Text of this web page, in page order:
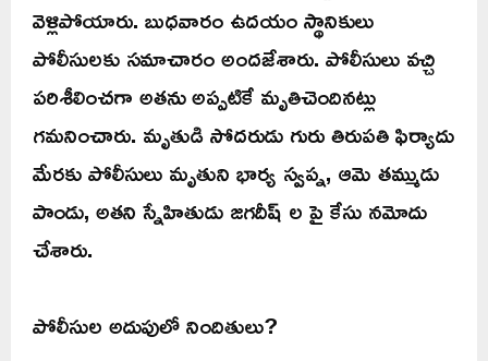
వెళ్లిపోయారు. బుధవారం ఉదయం స్థానికులు
పోలీసులకు సమాచారం అందజేశారు. పోలీసులు వచ్చి
పరిశీలించగా అతను అప్పటికే మృతిచెందినట్లు
గమనించారు. మృతుడి సోదరుడు గురు తిరుపతి ఫిర్యాదు
మేరకు పోలీసులు మృతుని భార్య స్వప్న, ఆమె తమ్ముడు
పాండు, అతని స్నేహితుడు జగదీష్ ల పై కేసు నమోదు
చేశారు.
పోలీసుల అదుపులో నిందితులు?